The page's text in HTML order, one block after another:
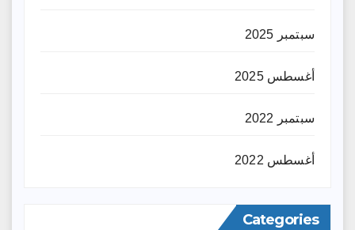
سبتمبر 2025
أغسطس 2025
سبتمبر 2022
أغسطس 2022
Categories